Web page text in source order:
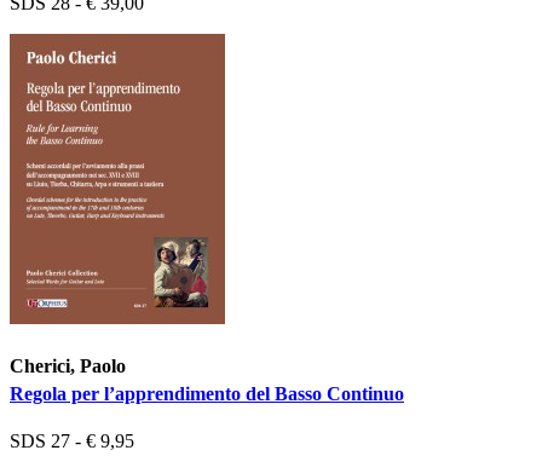
Cherici, Paolo
Regola per l’apprendimento del Basso Continuo
SDS 27 - € 9,95